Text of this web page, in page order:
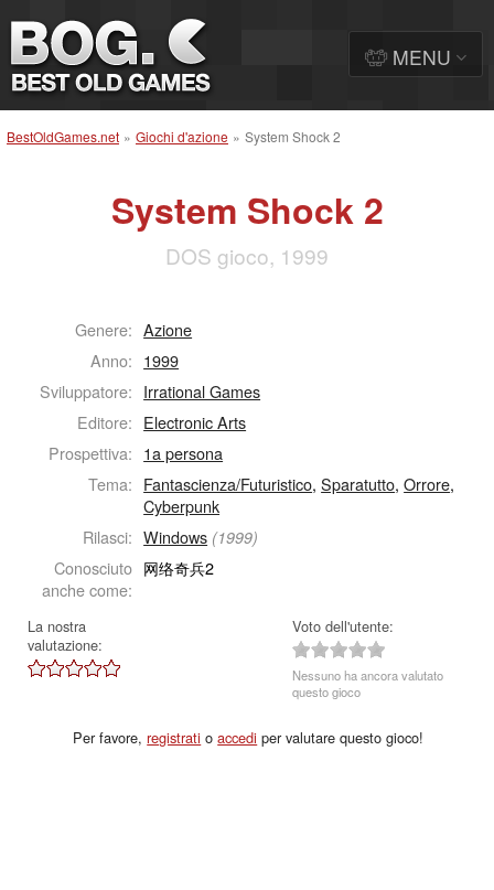
BestOldGames.net » Giochi d'azione » System Shock 2
System Shock 2
DOS gioco, 1999
Genere: Azione
Anno: 1999
Sviluppatore: Irrational Games
Editore: Electronic Arts
Prospettiva: 1a persona
Tema: Fantascienza/Futuristico,Sparatutto,Orrore,
Cyberpunk
Rilasci: Windows (1999)
Conosciuto
anche come:
网络奇兵2
La nostra
valutazione:
Voto dell'utente:
Nessuno ha ancora valutato
questo gioco
Per favore,registrati oaccedi per valutare questo gioco!
MENU